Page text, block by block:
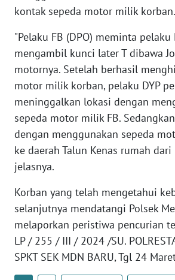
kontak sepeda motor milik korban.
"Pelaku FB (DPO) meminta pelaku
mengambil kunci later T dibawa
motornya. Setelah berhasil
motor milik korban, pelaku DYP
meninggalkan lokasi dengan
sepeda motor milik FB.
dengan menggunakan sepeda
ke daerah Talun Kenas rumah dari
jelasnya.
Korban yang telah mengetahui
selanjutnya mendatangi Polsek
melaporkan peristiwa pencurian
LP / 255 / III / 2024 /SU.
SPKT SEK MDN BARU, Tgl 24
WN
WN
SUMBAR
WN
SUMSEL
BENGKULU
LAMPUNG
WN
JATENG
WN